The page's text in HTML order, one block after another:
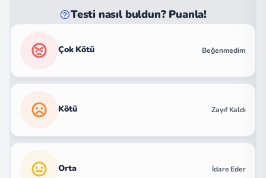
Testi nasıl buldun? Puanla!
Çok Kötü Beğenmedim
Kötü Zayıf Kaldı
Orta İdare Eder